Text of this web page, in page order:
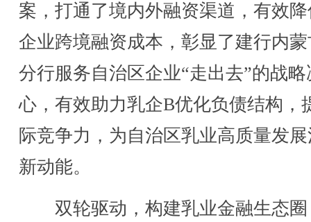
案，打通了境内外融资渠道，有效
企业跨境融资成本，彰显了建行内
分行服务自治区企业“走出去”的战略
心，有效助力乳企B优化负债结构，
际竞争力，为自治区乳业高质量发
新动能。
双轮驱动，构建乳业金融生态圈